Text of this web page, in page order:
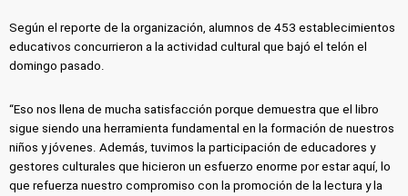
Según el reporte de la organización, alumnos de 453 establecimientos
educativos concurrieron a la actividad cultural que bajó el telón el
domingo pasado.
“Eso nos llena de mucha satisfacción porque demuestra que el libro
sigue siendo una herramienta fundamental en la formación de nuestros
niños y jóvenes. Además, tuvimos la participación de educadores y
gestores culturales que hicieron un esfuerzo enorme por estar aquí, lo
que refuerza nuestro compromiso con la promoción de la lectura y la